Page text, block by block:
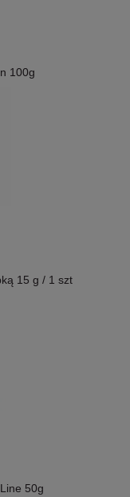
100g
15 g / 1 szt
50g